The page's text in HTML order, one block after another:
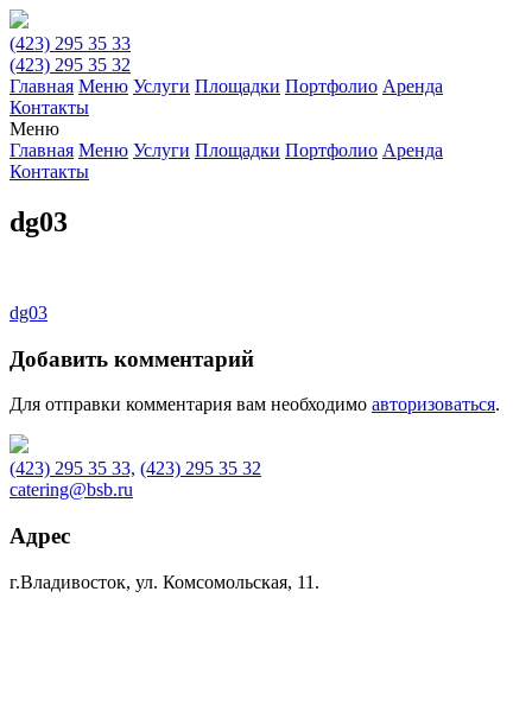
Skip
to
content
(423) 295 35 33
(423) 295 35 32
Главная Меню Услуги Площадки Портфолио Аренда
Контакты
Меню
Главная Меню Услуги Площадки Портфолио Аренда
Контакты
dg03
Навигация
по
записям
dg03
Добавить комментарий
Для отправки комментария вам необходимо авторизоваться.
(423) 295 35 33, (423) 295 35 32
catering@bsb.ru
Адрес
г.Владивосток, ул. Комсомольская, 11.